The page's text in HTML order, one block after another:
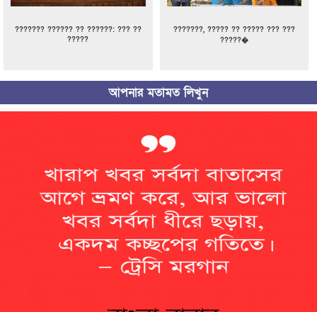
??????? ?????? ?? ??????: ??? ??
?????
???????, ????? ?? ????? ??? ???
?????�
আপনার মতামত লিখুন